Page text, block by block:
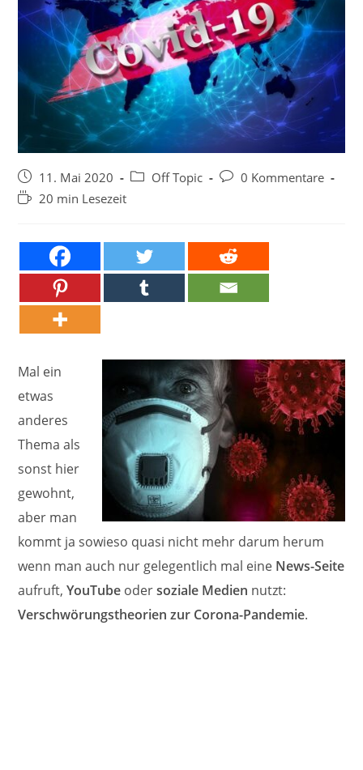
Beitrag
veröffentlicht:
11. Mai 2020
Beitrags-
Off Topic
Beitrags-
0 Kommentare
Lesedauer:
20 min Lesezeit
Mal ein
etwas
anderes
Thema als
sonst hier
gewohnt,
aber man
kommt ja sowieso quasi nicht mehr darum herum
wenn man auch nur gelegentlich mal eine News-Seite
aufruft,YouTube odersoziale Medien nutzt:
Verschwörungstheorien zur Corona-Pandemie.